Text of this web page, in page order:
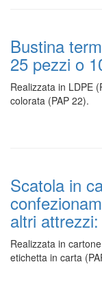
Bustina
25 pezzi o
Realizzata in LDPE
colorata (PAP 22).
Scatola in
altri attrezzi:
Realizzata in
etichetta in carta